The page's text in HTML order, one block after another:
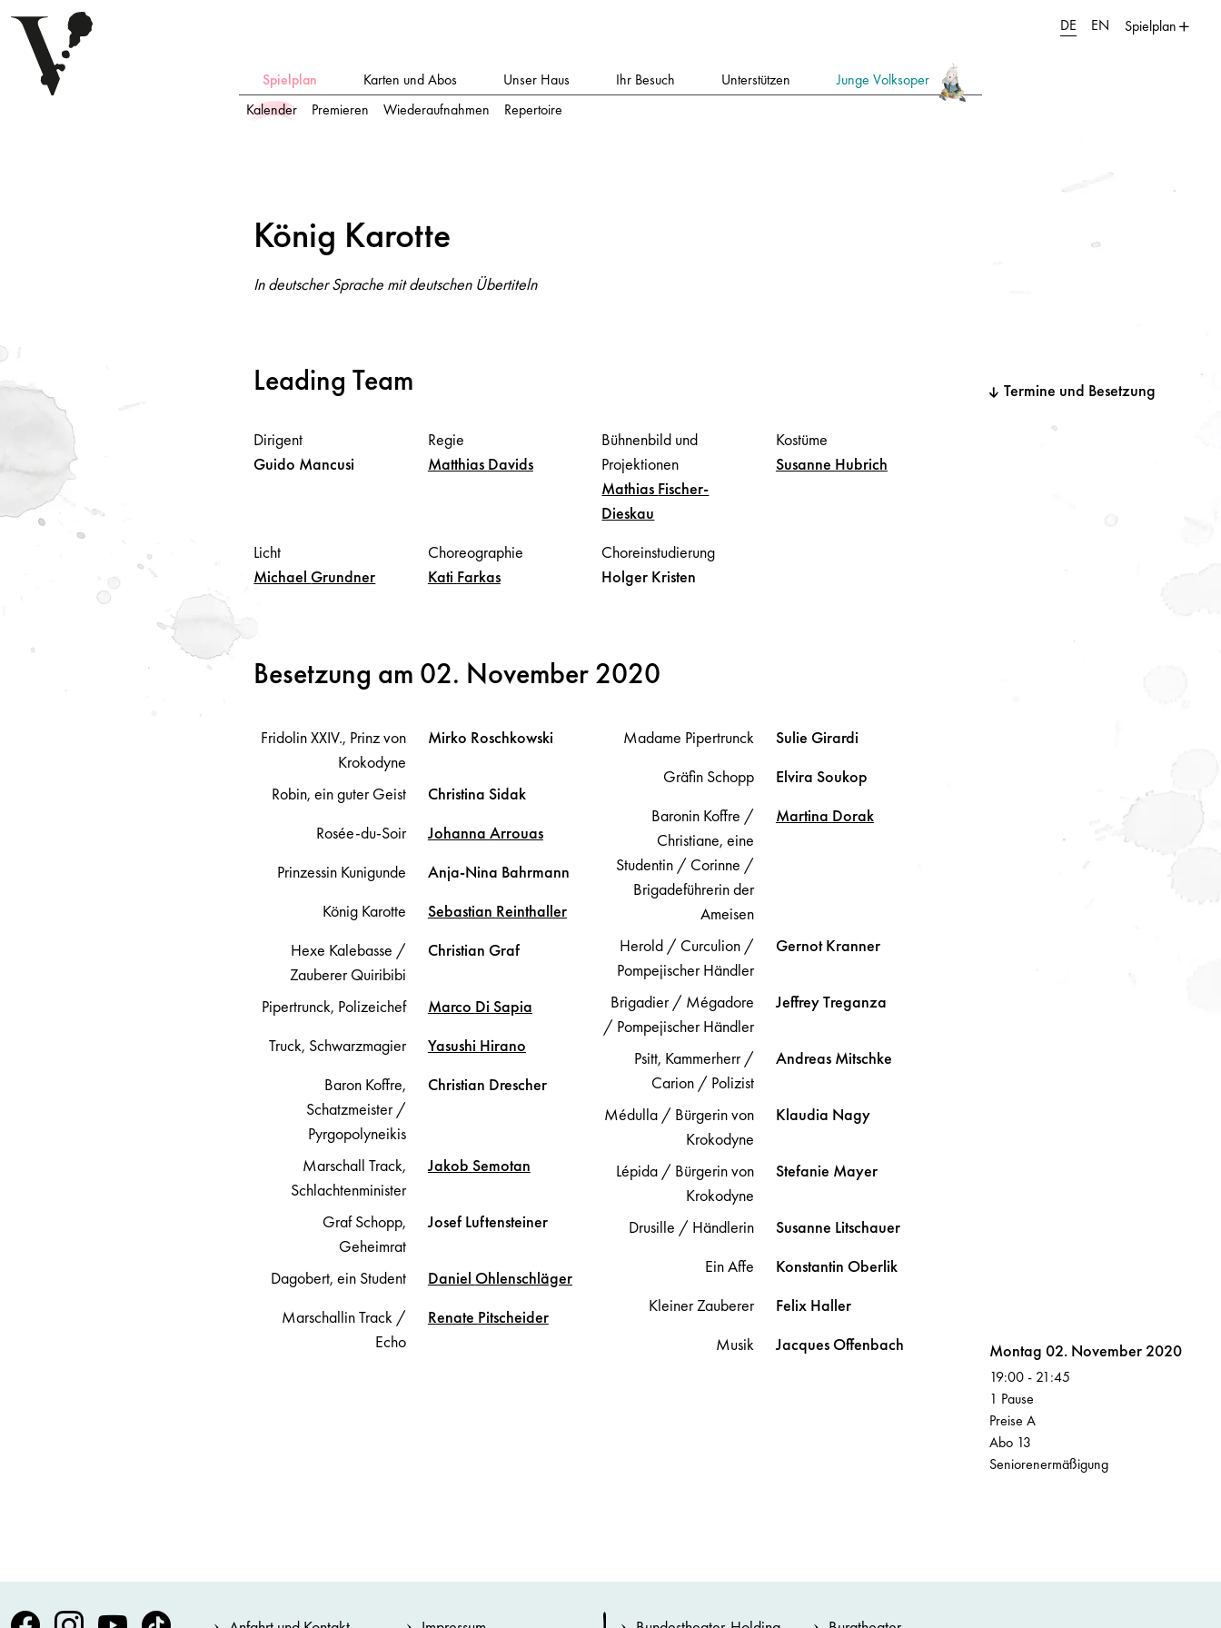
Spielplan
Kalender
Premieren Wiederaufnahmen Repertoire
Karten und Abos Unser Haus Ihr Besuch Unterstützen Junge Volksoper
DE EN Spielplan
König Karotte
In deutscher Sprache mit deutschen Übertiteln
Leading Team
Dirigent
Guido Mancusi
Regie
Matthias Davids
Bühnenbild und
Projektionen
Mathias Fischer-
Dieskau
Kostüme
Susanne Hubrich
Licht
MichaelGrundner
Choreographie
Kati Farkas
Choreinstudierung
Holger Kristen
Besetzung am 02. November 2020
Fridolin XXIV., Prinz von
Krokodyne
Mirko Roschkowski
Robin, ein guter Geist Christina Sidak
Rosée-du-Soir
Johanna Arrouas
Prinzessin Kunigunde
Anja-Nina Bahrmann
König Karotte
Sebastian Reinthaller
Hexe Kalebasse /
Zauberer Quiribibi
Christian Graf
Pipertrunck, Polizeichef Marco Di Sapia
Truck, Schwarzmagier
Yasushi Hirano
Baron Koffre,
Schatzmeister /
Pyrgopolyneikis
Christian Drescher
Marschall Track,
Schlachtenminister
Jakob Semotan
Graf Schopp,
Geheimrat
Josef Luftensteiner
Dagobert, ein Student Daniel Ohlenschläger
Marschallin Track /
Echo
Renate Pitscheider
Madame Pipertrunck Sulie Girardi
Gräfin Schopp
Elvira Soukop
Baronin Koffre /
Christiane, eine
Studentin / Corinne /
Brigadeführerin der
Ameisen
Martina Dorak
Herold / Curculion /
Pompejischer Händler
GernotKranner
Brigadier / Mégadore
/ Pompejischer Händler
JeffreyTreganza
Psitt, Kammerherr /
Carion / Polizist
Andreas Mitschke
Médulla / Bürgerin von
Krokodyne
Klaudia Nagy
Lépida / Bürgerin von
Krokodyne
Stefanie Mayer
Drusille / Händlerin Susanne Litschauer
Ein Affe
Konstantin Oberlik
Kleiner Zauberer
Felix Haller
Musik
JacquesOffenbach Volksoper
Montag 02. November 2020
19:00- 21:45
1 Pause
Preise A
Abo 13
Seniorenermäßigung
Termine und Besetzung
Volksoper Facebook
Volksoper Instagram
Volksoper Youtube
Volksoper TikTok